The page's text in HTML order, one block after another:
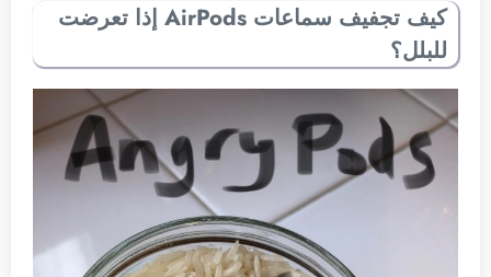
كيف تجفيف سماعات AirPods إذا تعرضت
للبلل؟